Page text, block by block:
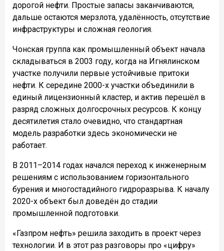
дорогой нефти. Простые запасы заканчиваются,
дальше остаются мерзлота, удалённость, отсутствие
инфраструктуры и сложная геология.
Чонская группа как промышленный объект начала
складываться в 2003 году, когда на Игнялинском
участке получили первые устойчивые притоки
нефти. К середине 2000-х участки объединили в
единый лицензионный кластер, и актив перешёл в
разряд сложных долгосрочных ресурсов. К концу
десятилетия стало очевидно, что стандартная
модель разработки здесь экономически не
работает.
В 2011–2014 годах начался переход к инженерным
решениям с использованием горизонтального
бурения и многостадийного гидроразрыва. К началу
2020-х объект был доведён до стадии
промышленной подготовки.
«Газпром нефть» решила заходить в проект через
технологии. И в этот раз разговоры про «цифру»